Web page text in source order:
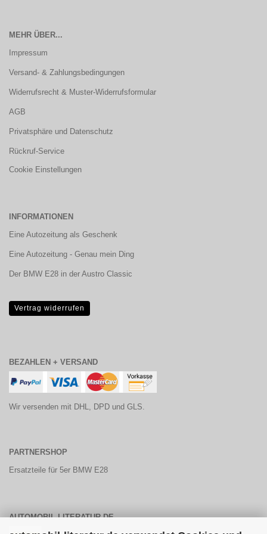
MEHR ÜBER...
Impressum
Versand- & Zahlungsbedingungen
Widerrufsrecht & Muster-Widerrufsformular
AGB
Privatsphäre und Datenschutz
Rückruf-Service
Cookie Einstellungen
INFORMATIONEN
Eine Autozeitung als Geschenk
Eine Autozeitung - Genau mein Ding
Der BMW E28 in der Austro Classic
Vertrag widerrufen
BEZAHLEN + VERSAND
Wir versenden mit DHL, DPD und GLS.
PARTNERSHOP
Ersatzteile für 5er BMW E28
AUTOMOBIL-LITERATUR.DE